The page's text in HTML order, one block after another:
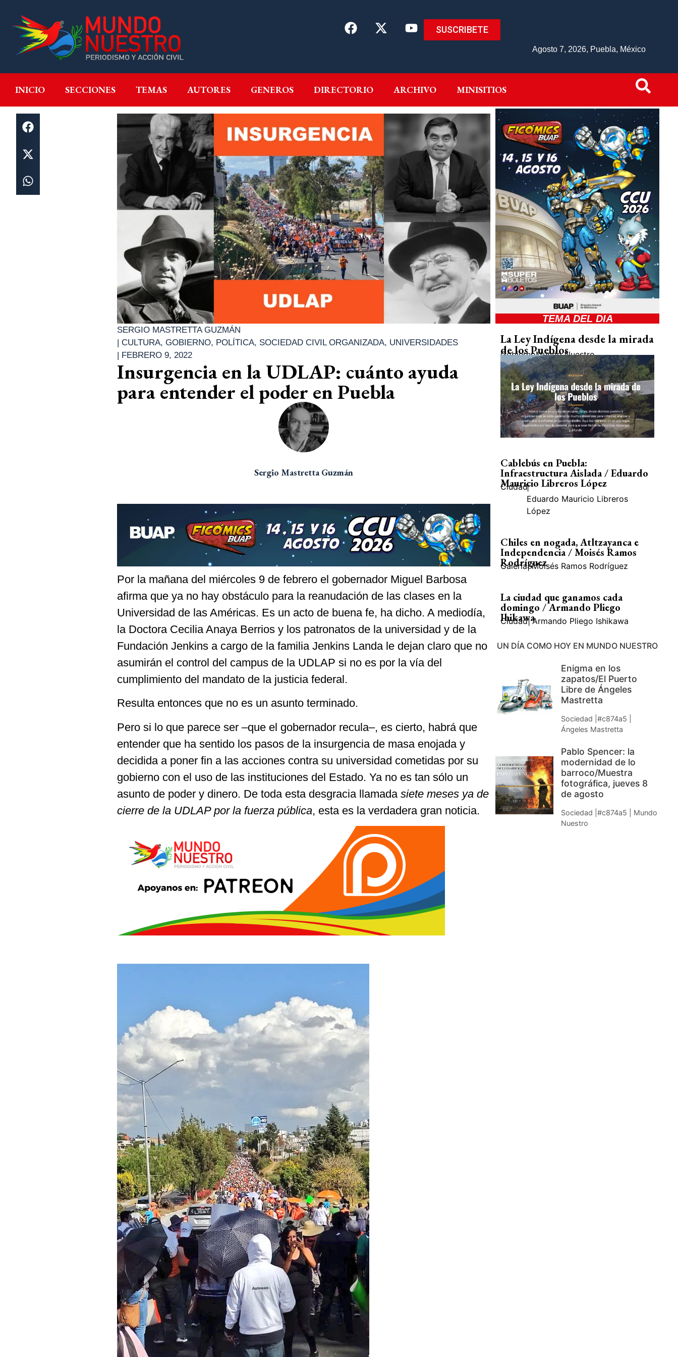
SUSCRIBETE
Agosto 7, 2026, Puebla, México
INICIO SECCIONES TEMAS AUTORES GENEROS DIRECTORIO ARCHIVO MINISITIOS
INICIO SECCIONES GENEROS DIRECTORIO ARCHIVO MINISITIOS
SERGIO MASTRETTA GUZMÁN
| CULTURA, GOBIERNO, POLÍTICA, SOCIEDAD CIVIL ORGANIZADA, UNIVERSIDADES
| FEBRERO 9, 2022
Insurgencia en la UDLAP: cuánto ayuda
para entender el poder en Puebla
Sergio Mastretta Guzmán
Por la mañana del miércoles 9 de febrero el gobernador Miguel Barbosa
afirma que ya no hay obstáculo para la reanudación de las clases en la
Universidad de las Américas. Es un acto de buena fe, ha dicho. A mediodía,
la Doctora Cecilia Anaya Berrios y los patronatos de la universidad y de la
Fundación Jenkins a cargo de la familia Jenkins Landa le dejan claro que no
asumirán el control del campus de la UDLAP si no es por la vía del
cumplimiento del mandato de la justicia federal.
Resulta entonces que no es un asunto terminado.
Pero si lo que parece ser –que el gobernador recula–, es cierto, habrá que
entender que ha sentido los pasos de la insurgencia de masa enojada y
decidida a poner fin a las acciones contra su universidad cometidas por su
gobierno con el uso de las instituciones del Estado. Ya no es tan sólo un
asunto de poder y dinero. De toda esta desgracia llamada siete meses ya de
cierre de la UDLAP por la fuerza pública, esta es la verdadera gran noticia.
TEMA DEL DIA
La Ley Indígena desde la mirada
de los Pueblos
GobiernoMundo Nuestro
Cablebús en Puebla:
Infraestructura Aislada / Eduardo
Mauricio Libreros López
Ciudad|
Eduardo Mauricio Libreros
López
Chiles en nogada, Atltzayanca e
Independencia / Moisés Ramos
Rodríguez
Galería| Moisés Ramos Rodríguez
La ciudad que ganamos cada
domingo / Armando Pliego
Ihikawa
Ciudad| Armando Pliego Ishikawa
UN DÍA COMO HOY EN MUNDO NUESTRO
Enigma en los
zapatos/El Puerto
Libre de Ángeles
Mastretta
Sociedad |#c874a5 |
Ángeles Mastretta
Pablo Spencer: la
modernidad de lo
barroco/Muestra
fotográfica, jueves 8
de agosto
Sociedad |#c874a5 | Mundo
Nuestro